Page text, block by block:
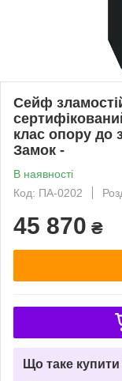
Сейф
клас опору до
Замок -
В наявності
Код: ПА-0202
45 870 ₴
Що таке